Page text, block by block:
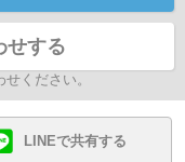
せする
ください。
LINEで共有する